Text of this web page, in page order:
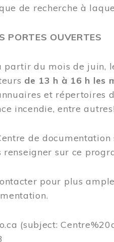
de recherche à
PORTES OUVERTES
partir du mois de juin,
de 13 h à 16 h les
et répertoires
incendie, entre autres!
de documentation
sur ce
pour plus
(subject: